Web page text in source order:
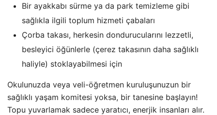
Bir ayakkabı sürme ya da park temizleme gibi
sağlıkla ilgili toplum hizmeti çabaları
Çorba takası, herkesin dondurucularını lezzetli,
besleyici öğünlerle (çerez takasının daha sağlıklı
haliyle) stoklayabilmesi için
Okulunuzda veya veli-öğretmen kuruluşunuzun bir
sağlıklı yaşam komitesi yoksa, bir tanesine başlayın!
Topu yuvarlamak sadece yaratıcı, enerjik insanları alır.